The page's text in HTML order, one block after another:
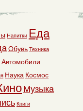
Напитки Еда
Обувь Техника
Автомобили
Наука Космос
Музыка
Книги